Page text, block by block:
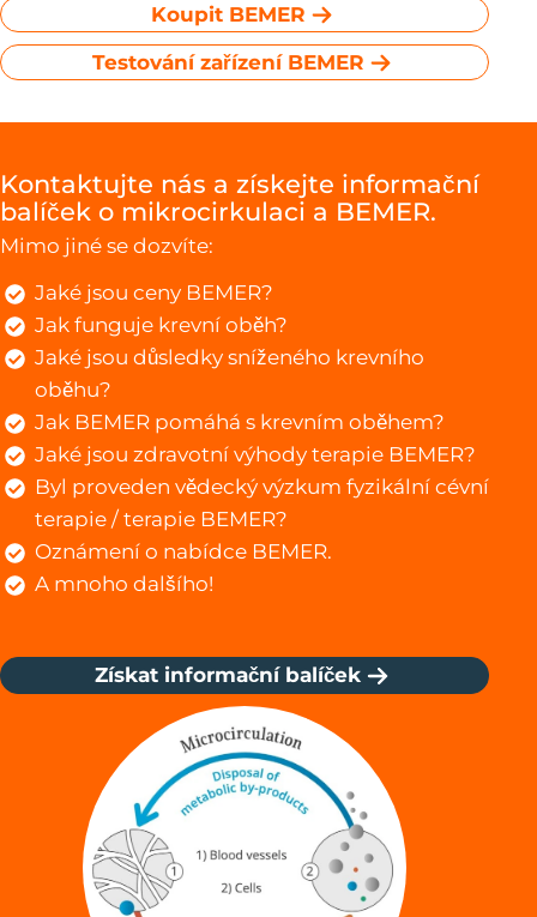
Koupit BEMER
Testování zařízení BEMER
Kontaktujte nás a získejte informační
balíček o mikrocirkulaci a BEMER.
Mimo jiné se dozvíte:
Jaké jsou ceny BEMER?
Jak funguje krevní oběh?
Jaké jsou důsledky sníženého krevního
oběhu?
Jak BEMER pomáhá s krevním oběhem?
Jaké jsou zdravotní výhody terapie BEMER?
Byl proveden vědecký výzkum fyzikální cévní
terapie / terapie BEMER?
Oznámení o nabídce BEMER.
A mnoho dalšího!
Získat informační balíček